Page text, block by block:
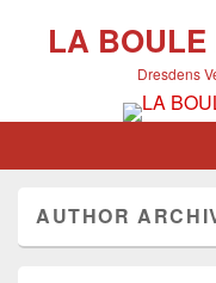
LA BOULE
Dresdens
AUTHOR